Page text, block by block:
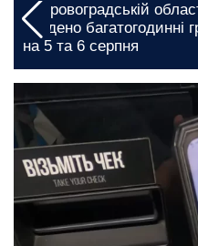
У Кіровоградській
введено багатогодинні
на 5 та 6 серпня